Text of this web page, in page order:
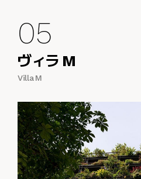
05
ヴィラ M
Villa M